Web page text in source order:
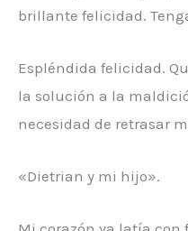
brillante felicidad.
Espléndida felicidad.
la solución a la
necesidad de retrasar
«Dietrian y mi hijo».